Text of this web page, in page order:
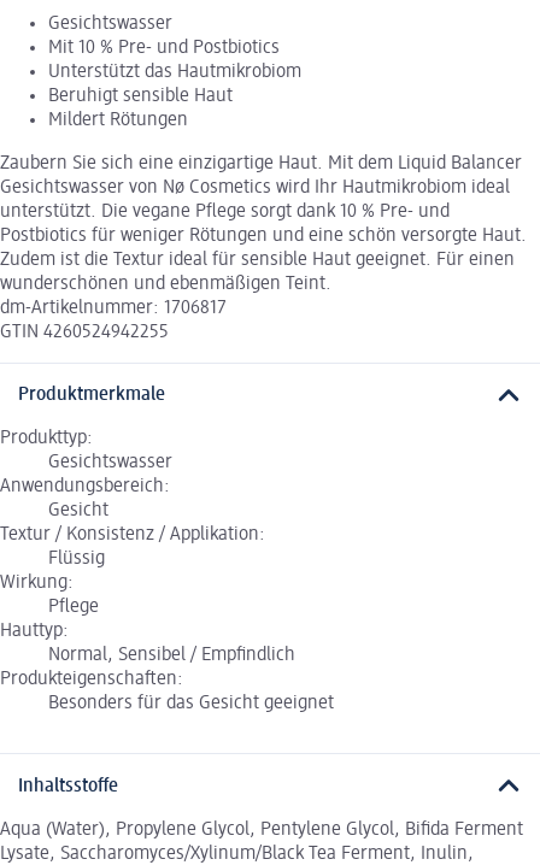
Gesichtswasser
Mit 10 % Pre- und Postbiotics
Unterstützt das Hautmikrobiom
Beruhigt sensible Haut
Mildert Rötungen
Zaubern Sie sich eine einzigartige Haut. Mit dem Liquid Balancer
Gesichtswasser von Nø Cosmetics wird Ihr Hautmikrobiom ideal
unterstützt. Die vegane Pflege sorgt dank 10 % Pre- und
Postbiotics für weniger Rötungen und eine schön versorgte Haut.
Zudem ist die Textur ideal für sensible Haut geeignet. Für einen
wunderschönen und ebenmäßigen Teint.
dm-Artikelnummer: 1706817
GTIN 4260524942255
Produktmerkmale
Produkttyp:
Gesichtswasser
Anwendungsbereich:
Gesicht
Textur / Konsistenz / Applikation:
Flüssig
Wirkung:
Pflege
Hauttyp:
Normal, Sensibel / Empfindlich
Produkteigenschaften:
Besonders für das Gesicht geeignet
Inhaltsstoffe
Aqua (Water), Propylene Glycol, Pentylene Glycol, Bifida Ferment
Lysate, Saccharomyces/Xylinum/Black Tea Ferment, Inulin,